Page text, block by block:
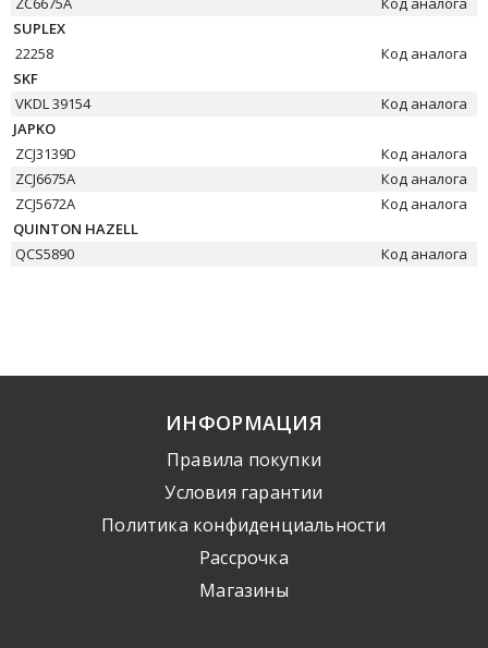
SUPLEX
22258
Код аналога
SKF
VKDL 39154
Код аналога
JAPKO
ZCJ3139D
Код аналога
ZCJ6675A
Код аналога
ZCJ5672A
Код аналога
QUINTON HAZELL
QCS5890
Код аналога
ИНФОРМАЦИЯ
Правила покупки
Условия гарантии
Политика конфиденциальности
Рассрочка
Mагазины